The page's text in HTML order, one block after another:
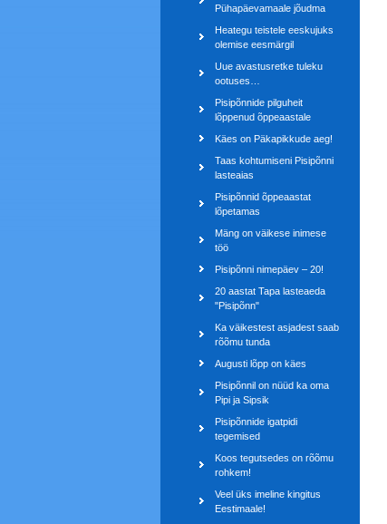
Pühapäevamaale jõudma
Heategu teistele eeskujuks
olemise eesmärgil
Uue avastusretke tuleku
ootuses…
Pisipõnnide pilguheit
lõppenud õppeaastale
Käes on Päkapikkude aeg!
Taas kohtumiseni Pisipõnni
lasteaias
Pisipõnnid õppeaastat
lõpetamas
Mäng on väikese inimese
töö
Pisipõnni nimepäev – 20!
20 aastat Tapa lasteaeda
"Pisipõnn"
Ka väikestest asjadest saab
rõõmu tunda
Augusti lõpp on käes
Pisipõnnil on nüüd ka oma
Pipi ja Sipsik
Pisipõnnide igatpidi
tegemised
Koos tegutsedes on rõõmu
rohkem!
Veel üks imeline kingitus
Eestimaale!